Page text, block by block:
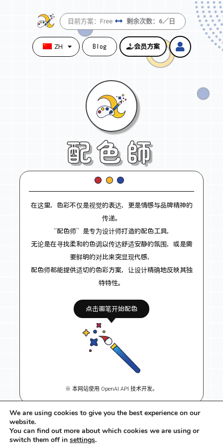
目前方案：Free 剩余次数：6／日
ZH Blog 会员方案
配色師
在这里，色彩不仅是视觉的表达，更是情感与品牌精神的
传递。
“配色师”是专为设计师打造的配色工具，
无论是在寻找柔和的色调以传达舒适安静的氛围，或是需
要鲜明的对比来突显现代感，
配色师都能提供适切的色彩方案，让设计精确地反映其独
特特性。
点击画笔开始配色
※ 本网站使用 OpenAI API 技术开发。
F
a
I X
We are using cookies to give you the best experience on our
website.
You can find out more about which cookies we are using or
switch them off in settings.